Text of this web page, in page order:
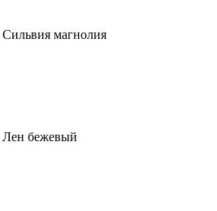
магнолия
бежевый